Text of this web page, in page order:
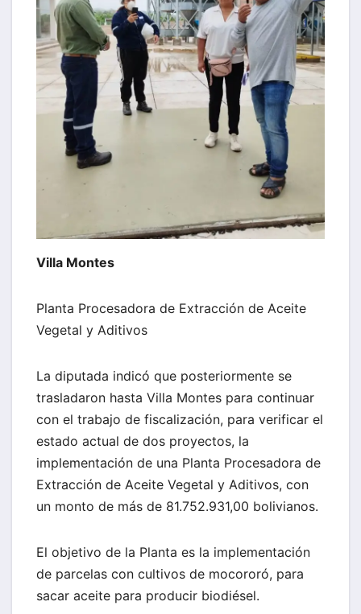
Villa Montes
Planta Procesadora de Extracción de Aceite
Vegetal y Aditivos
La diputada indicó que posteriormente se
trasladaron hasta Villa Montes para continuar
con el trabajo de fiscalización, para verificar el
estado actual de dos proyectos, la
implementación de una Planta Procesadora de
Extracción de Aceite Vegetal y Aditivos, con
un monto de más de 81.752.931,00 bolivianos.
El objetivo de la Planta es la implementación
de parcelas con cultivos de mocororó, para
sacar aceite para producir biodiésel.